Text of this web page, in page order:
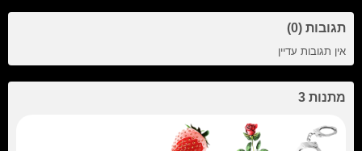
תגובות (0)
אין תגובות עדיין
מתנות 3